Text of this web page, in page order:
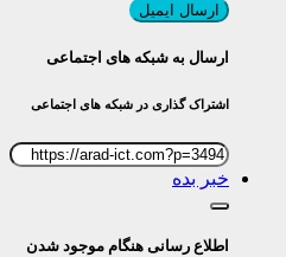
ارسال ایمیل
ارسال به شبکه های اجتماعی
اشتراک گذاری در شبکه های اجتماعی
خبر بده
اطلاع رسانی هنگام موجود شدن